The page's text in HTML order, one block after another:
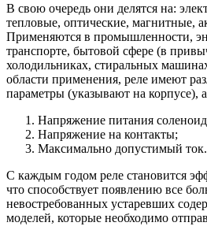
В свою очередь они делятся на:
тепловые, оптические, магнитные,
Применяются в промышленности,
транспорте, бытовой сфере (в
холодильниках, стиральных
области применения, реле имеют
параметры (указывают на корпусе),
Напряжение питания
Напряжение на контакты;
Максимально допустимый ток.
С каждым годом реле становится
что способствует появлению все
невостребованных устаревших
моделей, которые необходимо